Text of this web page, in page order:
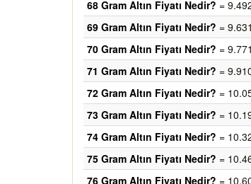
68 Gram Altın Fiyatı Nedir? =
69 Gram Altın Fiyatı Nedir? =
70 Gram Altın Fiyatı Nedir? =
71 Gram Altın Fiyatı Nedir? =
72 Gram Altın Fiyatı Nedir? =
73 Gram Altın Fiyatı Nedir? =
74 Gram Altın Fiyatı Nedir? =
75 Gram Altın Fiyatı Nedir? =
76 Gram Altın Fiyatı Nedir? =